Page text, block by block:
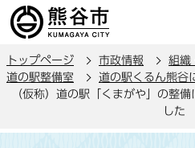
の
ー
先
トップページ 市政情報 組織
道の駅整備室
道の駅くるん熊谷
（仮称）道の駅「くまがや」の整
した